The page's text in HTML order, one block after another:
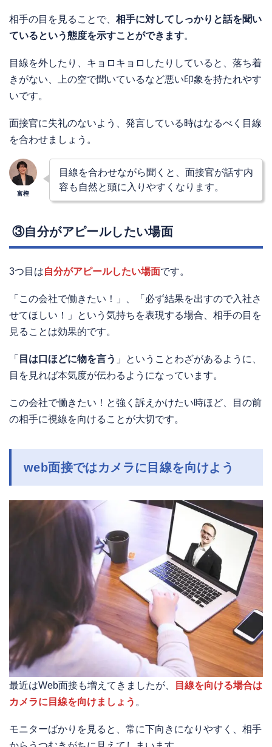
相手の目を見ることで、 相手に対してしっかりと話を聞い
ているという態度を示すことができます。
目線を外したり、キョロキョロしたりしていると、落ち着
きがない、上の空で聞いているなど悪い印象を持たれやす
いです。
面接官に失礼のないよう、発言している時はなるべく目線
を合わせましょう。
目線を合わせながら聞くと、面接官が話す内
容も自然と頭に入りやすくなります。
③自分がアピールしたい場面
3つ目は自分がアピールしたい場面です。
「この会社で働きたい！」、「必ず結果を出すので入社さ
せてほしい！」という気持ちを表現する場合、相手の目を
見ることは効果的です。
「 目は口ほどに物を言う 」ということわざがあるように、
目を見れば本気度が伝わるようになっています。
この会社で働きたい！と強く訴えかけたい時ほど、目の前
の相手に視線を向けることが大切です。
web面接ではカメラに目線を向けよう
最近はWeb面接も増えてきましたが、
目線を向ける場合は
カメラに目線を向けましょう 。
モニターばかりを見ると、常に下向きになりやすく、相手